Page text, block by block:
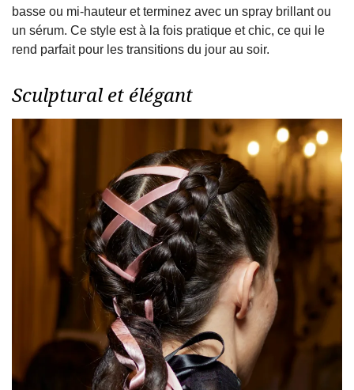
basse ou mi-hauteur et terminez avec un spray brillant ou
un sérum. Ce style est à la fois pratique et chic, ce qui le
rend parfait pour les transitions du jour au soir.
Sculptural et élégant